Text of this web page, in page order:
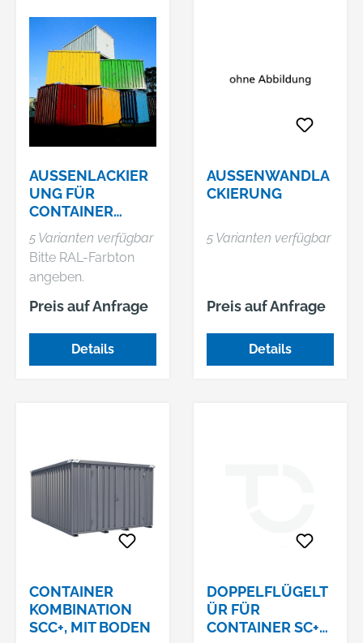
AUSSENLACKIERU
NG FÜR C
ONTAINER K
OMBINATION S
SC+ MIT BODEN
5 Varianten verfügbar
Bitte RAL-Farbton
angeben.
Preis auf Anfrage
Details
AUSSENWANDLAC
KIERUNG
5 Varianten verfügbar
Preis auf Anfrage
Details
CONTAINER
KOMBINATION
SCC+, MIT BODEN
DOPPELFLÜGELT
ÜR FÜR
CONTAINER SC+